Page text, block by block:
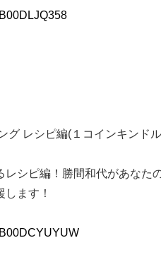
グ レシピ編(１コインキンド
レシピ編！勝間和代があなた
ます！